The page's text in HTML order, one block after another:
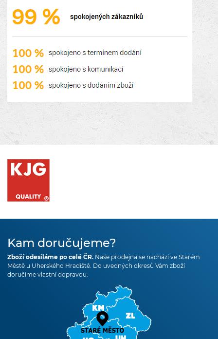
Kam doručujeme?
Zboží odesíláme po celé ČR. Naše prodejna se nachází ve Starém
Městě u Uherského Hradiště. Do uvedných okresů Vám zboží
doručíme vlastní dopravou.